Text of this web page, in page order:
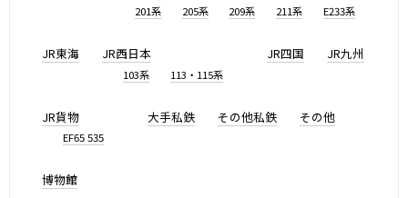
201系 205系 209系 211系 E233系
JR東海 JR西日本
103系 113・115系
JR四国 JR九州
JR貨物
EF65 535
大手私鉄 その他私鉄 その他
博物館